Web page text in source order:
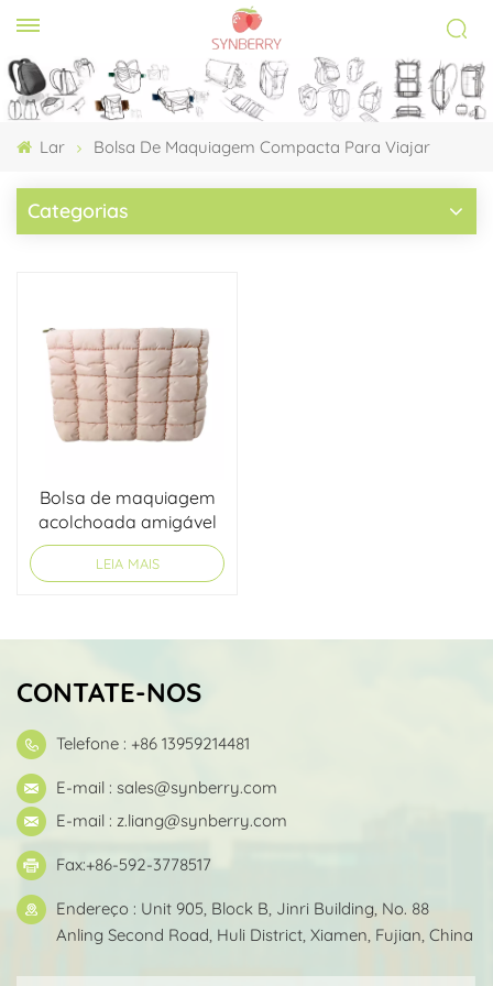
Lar Bolsa De Maquiagem Compacta Para Viajar
Categorias
Bolsa de maquiagem
acolchoada amigável
para viagens Pink
Travel
LEIA MAIS
CONTATE-NOS
Telefone : +86 13959214481
E-mail : sales@synberry.com
E-mail : z.liang@synberry.com
Fax:+86-592-3778517
Endereço : Unit 905, Block B, Jinri Building, No. 88
Anling Second Road, Huli District, Xiamen, Fujian, China